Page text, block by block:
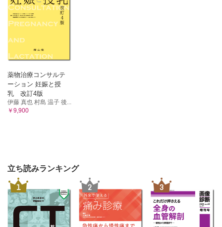
薬物治療コンサルテ
ーション 妊娠と授
乳 改訂4版
伊藤 真也 村島 温子 後...
￥9,900
立ち読みランキング
1 2 3